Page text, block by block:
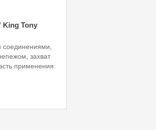
Tony
захват
применения: